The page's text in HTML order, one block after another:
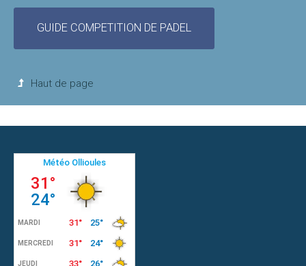
pratique
Compétition
Location
de
terrain
EVENEMENTS
GUIDE COMPETITION DE PADEL
Haut de page